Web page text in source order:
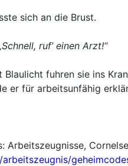
sich an die Brust.
ruf’ einen Arzt!“
fuhren sie ins
er für arbeitsunfähig
Arbeitszeugnisse,